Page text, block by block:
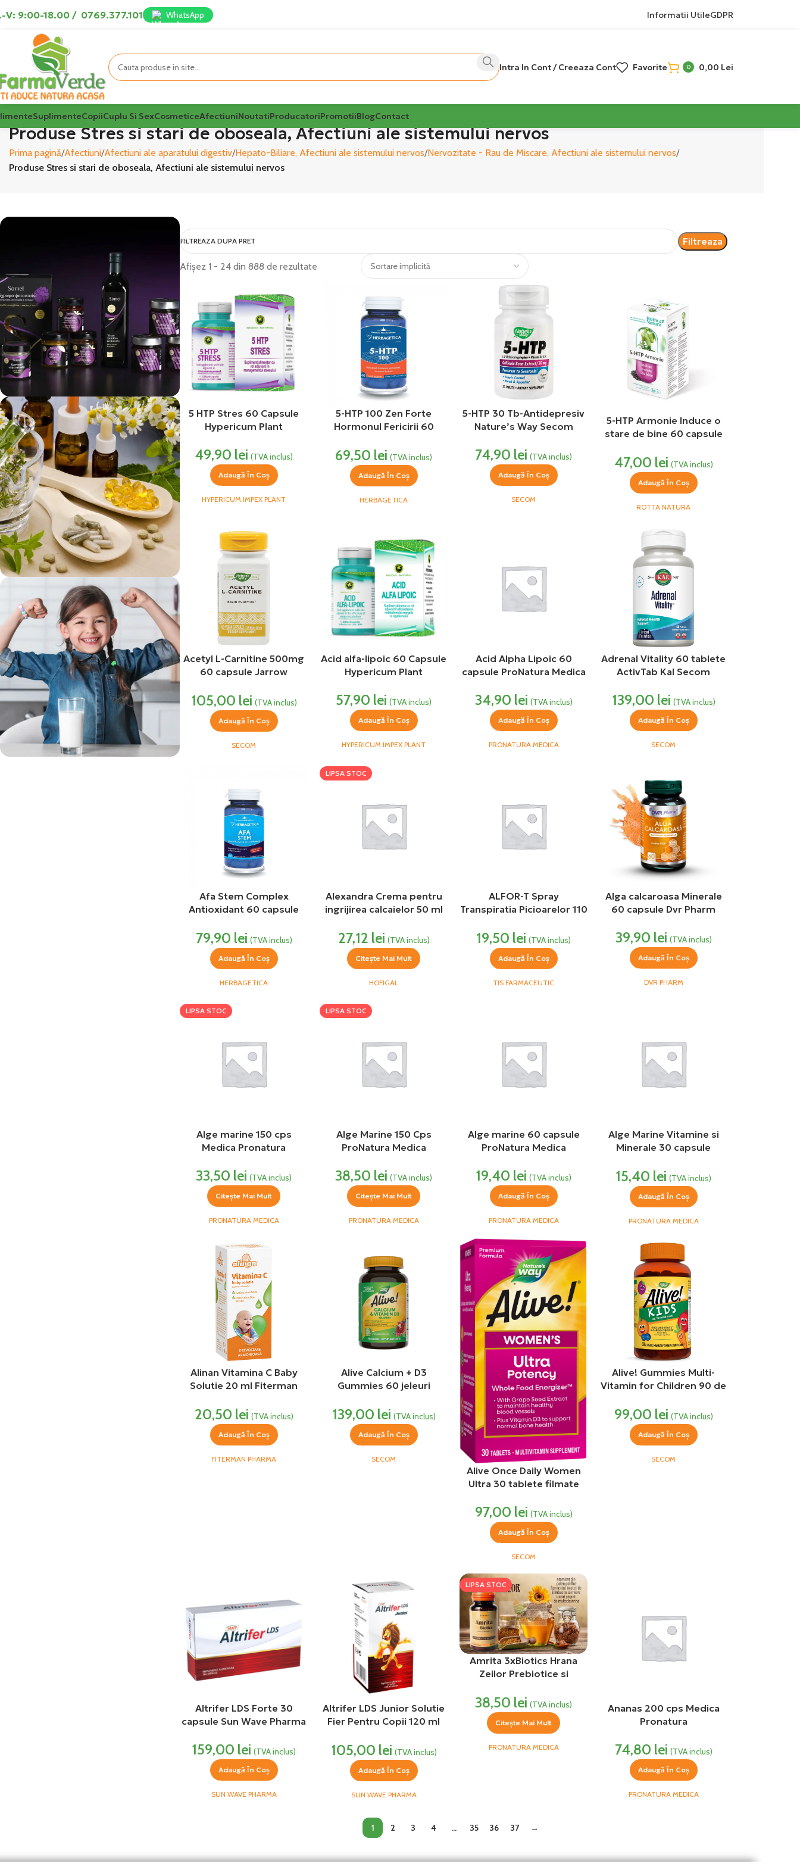
V: 9:00-18.00 / 0769.377.101 WhatsApp Informatii UtileGDPR
Intra In Cont / Creeaza Cont Favorite 0 0,00 Lei
SuplimenteCopiiCuplu Si SexCosmeticeAfectiuniNoutatiProducatoriPromotiiBlogContact
Produse Stres si stari de oboseala, Afectiuni ale sistemului nervos
Prima pagină Afectiuni Afectiuni ale aparatului digestiv Hepato-Biliare, Afectiuni ale sistemului nervos Nervozitate - Rau de Miscare, Afectiuni ale sistemului nervos
Produse Stres si stari de oboseala, Afectiuni ale sistemului nervos
vezi si...
Produse Alimentare
vezi si...
Suplimente
FILTREAZA DUPA PRET Filtreaza
Afișez 1 - 24 din 888 de rezultate
5 HTP Stres 60 Capsule
Hypericum Plant
49,90 lei (TVA inclus)
Adaugă În Coș
HYPERICUM IMPEX PLANT
5-HTP 100 Zen Forte
Hormonul Fericirii 60
69,50 lei (TVA inclus)
Adaugă În Coș
HERBAGETICA
5-HTP 30 Tb-Antidepresiv
Nature’s Way Secom
74,90 lei (TVA inclus)
Adaugă În Coș
SECOM
5-HTP Armonie Induce o
stare de bine 60 capsule
47,00 lei (TVA inclus)
Adaugă În Coș
ROTTA NATURA
Acetyl L-Carnitine 500mg
60 capsule Jarrow
105,00 lei (TVA inclus)
Adaugă În Coș
SECOM
Acid alfa-lipoic 60 Capsule
Hypericum Plant
57,90 lei (TVA inclus)
Adaugă În Coș
HYPERICUM IMPEX PLANT
Acid Alpha Lipoic 60
capsule ProNatura Medica
34,90 lei (TVA inclus)
Adaugă În Coș
PRONATURA MEDICA
Adrenal Vitality 60 tablete
ActivTab Kal Secom
139,00 lei (TVA inclus)
Adaugă În Coș
SECOM
Afa Stem Complex
Antioxidant 60 capsule
79,90 lei (TVA inclus)
Adaugă În Coș
HERBAGETICA
LIPSA STOC
Alexandra Crema pentru
ingrijirea calcaielor 50 ml
27,12 lei (TVA inclus)
Citește Mai Mult
HOFIGAL
ALFOR-T Spray
Transpiratia Picioarelor 110
19,50 lei (TVA inclus)
Adaugă În Coș
TIS FARMACEUTIC
Alga calcaroasa Minerale
60 capsule Dvr Pharm
39,90 lei (TVA inclus)
Adaugă În Coș
DVR PHARM
LIPSA STOC
Alge marine 150 cps
Medica Pronatura
33,50 lei (TVA inclus)
Citește Mai Mult
PRONATURA MEDICA
LIPSA STOC
Alge Marine 150 Cps
ProNatura Medica
38,50 lei (TVA inclus)
Citește Mai Mult
PRONATURA MEDICA
Alge marine 60 capsule
ProNatura Medica
19,40 lei (TVA inclus)
Adaugă În Coș
PRONATURA MEDICA
Alge Marine Vitamine si
Minerale 30 capsule
15,40 lei (TVA inclus)
Adaugă În Coș
PRONATURA MEDICA
Alinan Vitamina C Baby
Solutie 20 ml Fiterman
20,50 lei (TVA inclus)
Adaugă În Coș
FITERMAN PHARMA
Alive Calcium + D3
Gummies 60 jeleuri
139,00 lei (TVA inclus)
Adaugă În Coș
SECOM
Alive Once Daily Women
Ultra 30 tablete filmate
97,00 lei (TVA inclus)
Adaugă În Coș
SECOM
Alive! Gummies Multi-
Vitamin for Children 90 de
portocale,cirese,struguri
Secom
99,00 lei (TVA inclus)
Adaugă În Coș
SECOM
Altrifer LDS Forte 30
capsule Sun Wave Pharma
159,00 lei (TVA inclus)
Adaugă În Coș
SUN WAVE PHARMA
Altrifer LDS Junior Solutie
Fier Pentru Copii 120 ml
105,00 lei (TVA inclus)
Adaugă În Coș
SUN WAVE PHARMA
LIPSA STOC
Amrita 3xBiotics Hrana
Zeilor Prebiotice si
ProNatura Medica
38,50 lei (TVA inclus)
Citește Mai Mult
PRONATURA MEDICA
Ananas 200 cps Medica
Pronatura
74,80 lei (TVA inclus)
Adaugă În Coș
PRONATURA MEDICA
1 2 3 4 … 35 36 37 →